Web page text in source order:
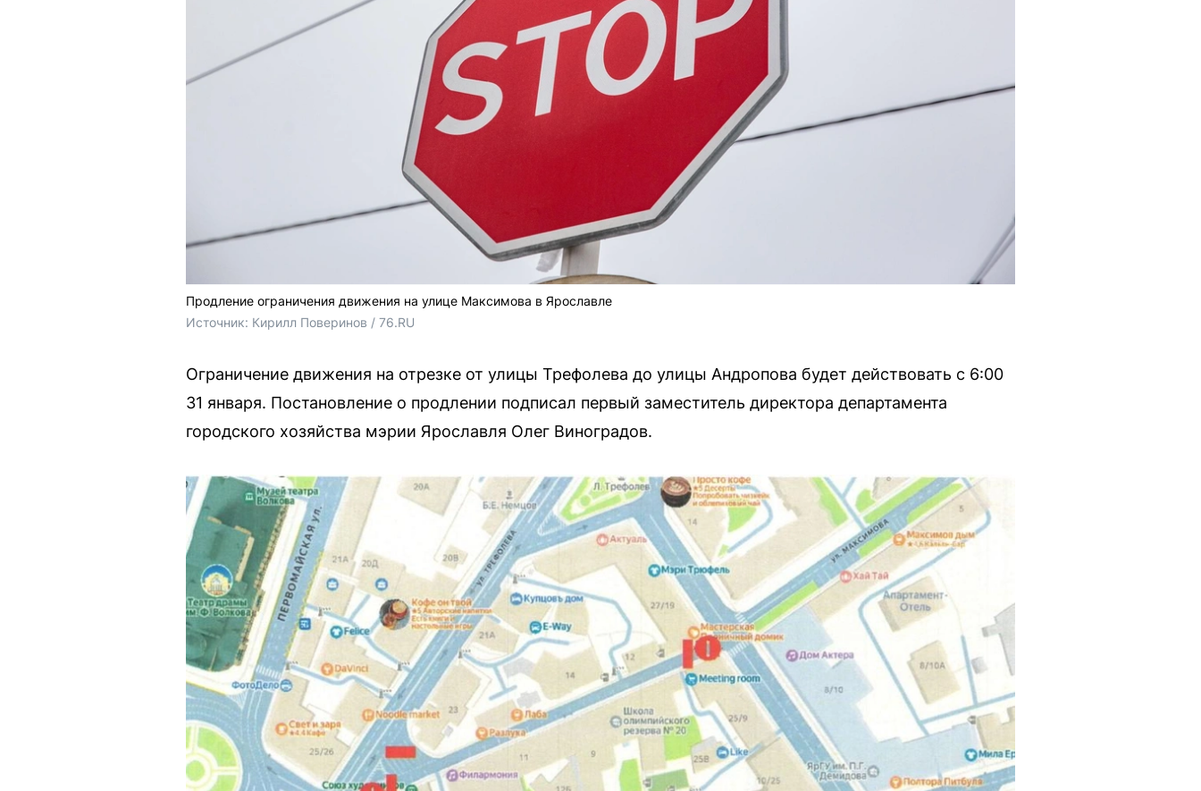
Продление ограничения движения на улице Максимова в Ярославле
Источник: Кирилл Поверинов / 76.RU
Ограничение движения на отрезке от улицы Трефолева до улицы Андропова будет действовать с 6:00
31 января. Постановление о продлении подписал первый заместитель директора департамента
городского хозяйства мэрии Ярославля Олег Виноградов.